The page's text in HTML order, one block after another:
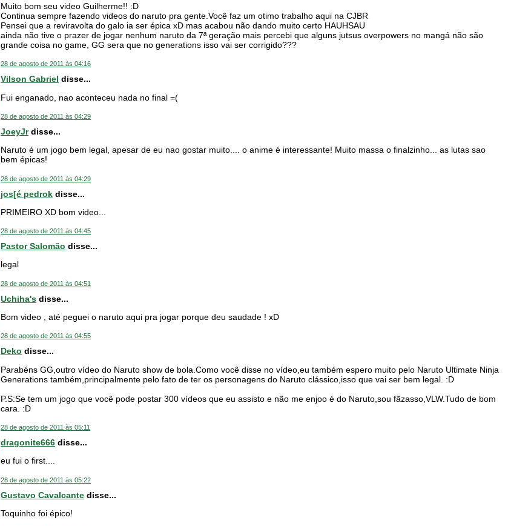
Muito bom seu video Guilherme!! :D
Continua sempre fazendo videos do naruto pra gente.Você faz um otimo trabalho aqui na CJBR
Pensei que a reviravolta do galo ia ser épica xD mas acabou não dando muito certo HAUHSAU
ainda não tive o prazer de jogar nenhum naruto da 7ª geração mais percebi que alguns jutsus overpowers no mangá não são
grande coisa no game, GG sera que no generations isso vai ser corrigido???
28 de agosto de 2011 às 04:16
Vilson Gabriel disse...
Fui enganado, nao aconteceu nada no final =(
28 de agosto de 2011 às 04:29
JoeyJrdisse...
Naruto é um jogo bem legal, apesar de eu nao gostar muito.... o anime é interessante! Muito massa o finalzinho... as lutas sao
bem épicas!
28 de agosto de 2011 às 04:29
jos[é pedrok disse...
PRIMEIRO XD bom video...
28 de agosto de 2011 às 04:45
Pastor Salomão disse...
legal
28 de agosto de 2011 às 04:51
Uchiha's disse...
Bom video , até peguei o naruto aqui pra jogar porque deu saudade ! xD
28 de agosto de 2011 às 04:55
Deko disse...
Parabéns GG,outro vídeo do Naruto show de bola.Como você disse no vídeo,eu também espero muito pelo Naruto Ultimate Ninja
Generations também,principalmente pelo fato de ter os personagens do Naruto clássico,isso que vai ser bem legal. :D
P.S:Se tem um jogo que você pode postar 300 vídeos que eu assisto e não me enjoo é do Naruto,sou fãzasso,VLW.Tudo de bom
cara. :D
28 de agosto de 2011 às 05:11
dragonite666 disse...
eu fui o first....
28 de agosto de 2011 às 05:22
Gustavo Cavalcante disse...
Toquinho foi épico!